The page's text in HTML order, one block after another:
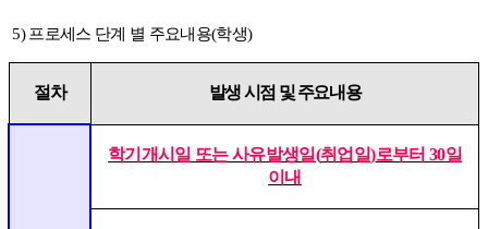
5) 프로세스 단계 별 주요내용(학생)
절차 발생 시점 및 주요내용
학기개시일 또는 사유발생일(취업일)로부터 30일
이내